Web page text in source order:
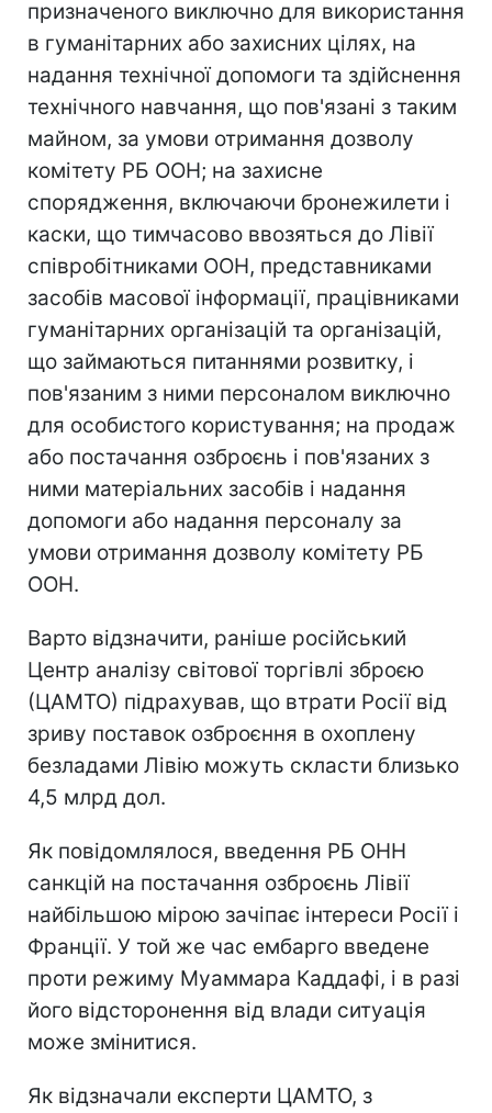
призначеного виключно для використання
в гуманітарних або захисних цілях, на
надання технічної допомоги та здійснення
технічного навчання, що пов'язані з таким
майном, за умови отримання дозволу
комітету РБ ООН; на захисне
спорядження, включаючи бронежилети і
каски, що тимчасово ввозяться до Лівії
співробітниками ООН, представниками
засобів масової інформації, працівниками
гуманітарних організацій та організацій,
що займаються питаннями розвитку, і
пов'язаним з ними персоналом виключно
для особистого користування; на продаж
або постачання озброєнь і пов'язаних з
ними матеріальних засобів і надання
допомоги або надання персоналу за
умови отримання дозволу комітету РБ
ООН.
Варто відзначити, раніше російський
Центр аналізу світової торгівлі зброєю
(ЦАМТО) підрахував, що втрати Росії від
зриву поставок озброєння в охоплену
безладами Лівію можуть скласти близько
4,5 млрд дол.
Як повідомлялося, введення РБ ОНН
санкцій на постачання озброєнь Лівії
найбільшою мірою зачіпає інтереси Росії і
Франції. У той же час ембарго введене
проти режиму Муаммара Каддафі, і в разі
його відсторонення від влади ситуація
може змінитися.
Як відзначали експерти ЦАМТО, з